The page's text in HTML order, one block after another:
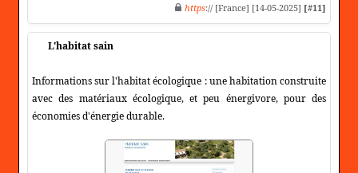
https:// [France] [14-05-2025] [#11]
L'habitat sain
Informations sur l'habitat écologique : une habitation construite
avec des matériaux écologique, et peu énergivore, pour des
économies d'énergie durable.